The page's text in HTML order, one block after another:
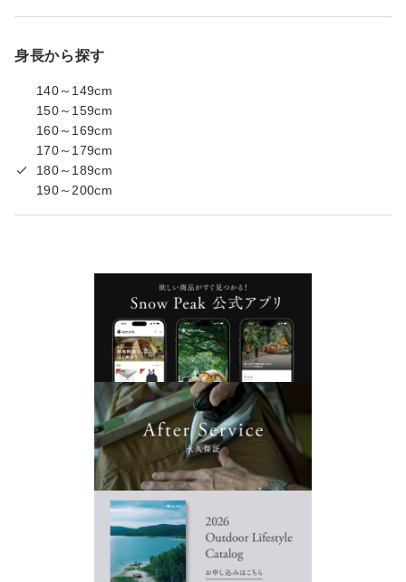
身長から探す
140～149cm
150～159cm
160～169cm
170～179cm
180～189cm
190～200cm